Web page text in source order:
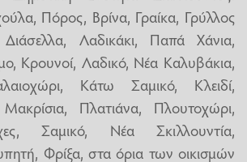
Πόρος, Βρίνα, Γραίκα, Γρύλλος
Λαδικάκι, Παπά Χάνια,
Κρουνοί, Λαδικό, Νέα Καλυβάκια,
Κάτω Σαμικό, Κλειδί,
Πλατιάνα, Πλουτοχώρι,
Σαμικό, Νέα Σκιλλουντία,
Φρίξα, στα όρια των οικισμών